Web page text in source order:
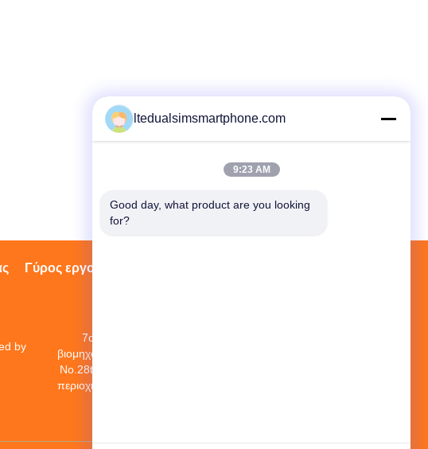
Γύρος εργοστασίων
by
7ο πάτωμα, ένα κτήριο, No.1 κοινοτικό
βιομηχανικό πάρκο, μακρύς δρόμος γεύσης
No.28th, χωριό Tangge, κωμόπολη Shijing,
περιοχή Baiyun, πόλη Guangzhou, επαρχία
ltedualsimsmartphone.com
9:23 AM
Good day, what product are you looking
for?